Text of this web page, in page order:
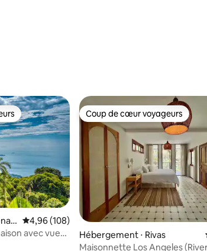
commentaires : 4,9 sur 5
commentaires : 4,93 sur 5
les plus appréciés
Évaluation moyenne sur la base de 108
4,96 (108)
avec vue
Coup de cœur voyageurs
Coup de cœur voyageurs
Hébergement ⋅ Rivas
Maisonnette Los Angeles